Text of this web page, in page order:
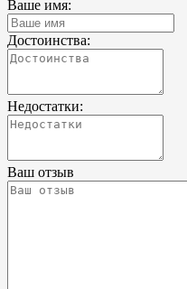
Ваше имя:
Достоинства:
Недостатки:
Ваш отзыв